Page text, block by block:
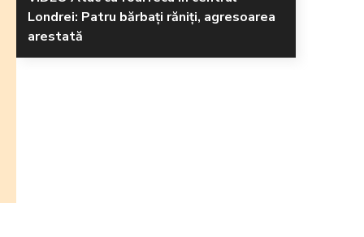
Londrei: Patru bărbați răniți, agresoarea
arestată